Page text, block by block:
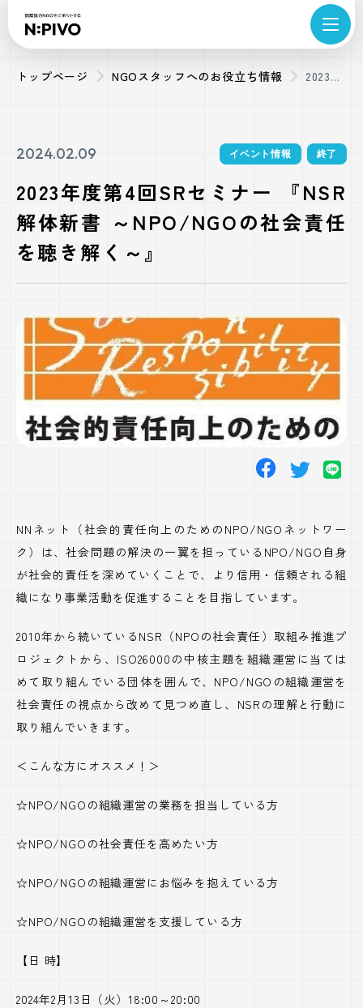
トップページ NGOスタッフへのお役立ち情報
2023年
ミナー
解体新
書 ～
責任を
2024.02.09 イベント情報 終了
2023年度第4回SRセミナー 『NSR
解体新書 ～NPO/NGOの社会責任
を聴き解く～』
NNネット（社会的責任向上のための NPO/NGO ネットワー
ク）は、社会問題の解決の一翼を担っている NPO/NGO 自身
が社会的責任を深めていくことで、より信用・信頼される組
織になり事業活動を促進することを目指しています。
2010年から続いている NSR （NPO の社会責任）取組み推進プ
ロジェクトから、 ISO26000 の中核主題を組織運営に当ては
めて取り組んでいる団体を囲んで、 NPO/NGO の組織運営を
社会責任の視点から改めて見つめ直し、 NSR の理解と行動に
取り組んでいきます。
＜こんな方にオススメ！＞
☆NPO/NGO の組織運営の業務を担当している方
☆NPO/NGO の社会責任を高めたい方
☆NPO/NGO の組織運営にお悩みを抱えている方
☆NPO/NGO の組織運営を支援している方
【日 時】
2024年2月 13 日（火） 18:00 ～ 20:00